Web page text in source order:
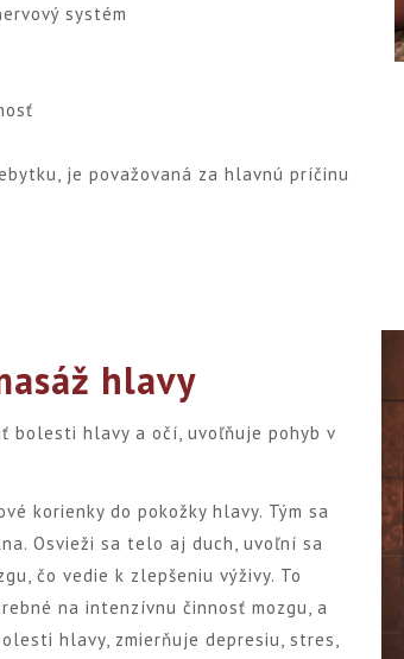
systém
je považovaná za hlavnú príčinu
hlavy
bolesti hlavy a očí, uvoľňuje pohyb v
korienky do pokožky hlavy. Tým sa
Osvieži sa telo aj duch, uvoľní sa
čo vedie k zlepšeniu výživy. To
na intenzívnu činnosť mozgu, a
hlavy, zmierňuje depresiu, stres,